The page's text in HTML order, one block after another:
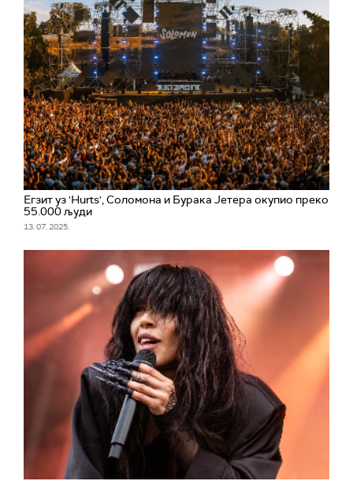
Егзит уз 'Hurts', Соломона и Бурака Јетера окупио преко
55.000 људи
13. 07. 2025.